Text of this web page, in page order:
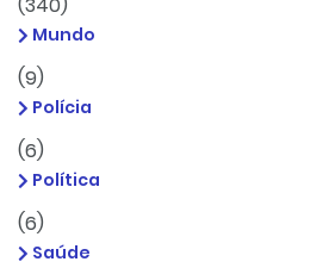
Mundo
(9)
Polícia
(6)
Política
(6)
Saúde